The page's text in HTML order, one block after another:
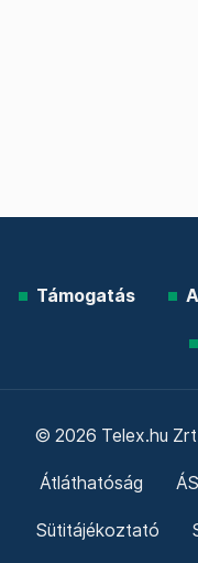
Támogatás
© 2026 Telex.hu
Átláthatóság
Sütitájékoztató